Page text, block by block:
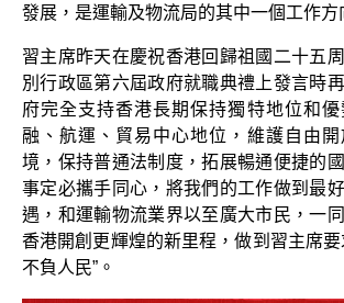
發展，是運輸及物流局的其中一個工作方
習主席昨天在慶祝香港回歸祖國二十五
別行政區第六屆政府就職典禮上發言時
府完全支持香港長期保持獨特地位和
融、航運、貿易中心地位，維護自由
境，保持普通法制度，拓展暢通便捷的
事定必攜手同心，將我們的工作做到最
遇，和運輸物流業界以至廣大市民，一
香港開創更輝煌的新里程，做到習主席要
不負人民”。